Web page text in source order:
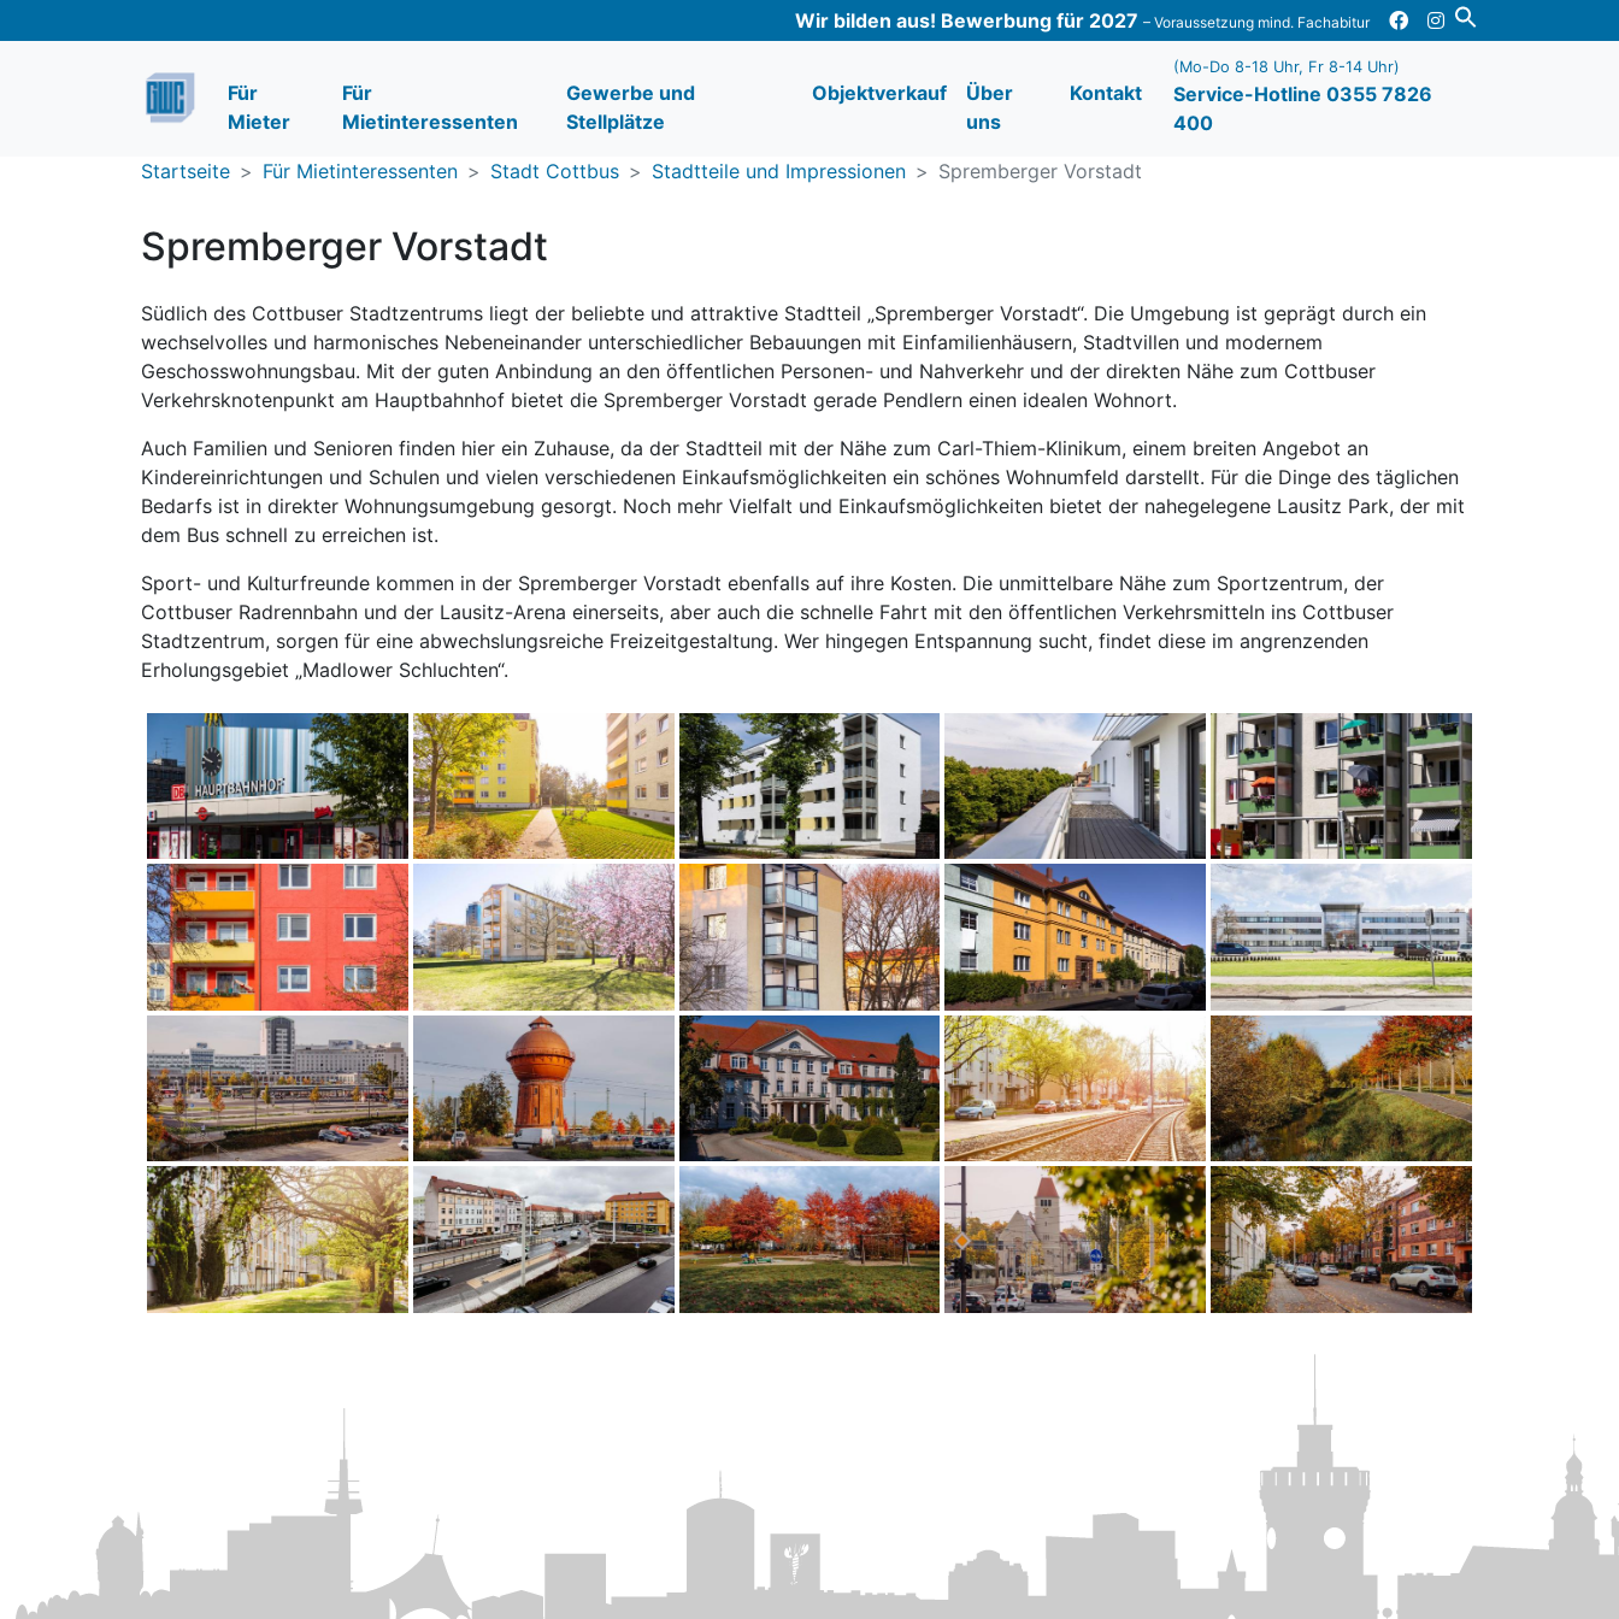
to
Wir bilden aus! Bewerbung für 2027 – Voraussetzung mind. Fachabitur
Für
Mieter
Für
Mietinteressenten
Gewerbe und
Stellplätze
Objektverkauf
Über
uns
Kontakt
(Mo-Do 8-18 Uhr, Fr 8-14 Uhr)
Service-Hotline 0355 7826
400
Startseite
Für Mietinteressenten Stadt Cottbus Stadtteile und Impressionen Spremberger Vorstadt
Spremberger Vorstadt
Südlich des Cottbuser Stadtzentrums liegt der beliebte und attraktive Stadtteil „Spremberger Vorstadt“. Die Umgebung ist geprägt durch ein
wechselvolles und harmonisches Nebeneinander unterschiedlicher Bebauungen mit Einfamilienhäusern, Stadtvillen und modernem
Geschosswohnungsbau. Mit der guten Anbindung an den öffentlichen Personen- und Nahverkehr und der direkten Nähe zum Cottbuser
Verkehrsknotenpunkt am Hauptbahnhof bietet die Spremberger Vorstadt gerade Pendlern einen idealen Wohnort.
Auch Familien und Senioren finden hier ein Zuhause, da der Stadtteil mit der Nähe zum Carl-Thiem-Klinikum, einem breiten Angebot an
Kindereinrichtungen und Schulen und vielen verschiedenen Einkaufsmöglichkeiten ein schönes Wohnumfeld darstellt. Für die Dinge des täglichen
Bedarfs ist in direkter Wohnungsumgebung gesorgt. Noch mehr Vielfalt und Einkaufsmöglichkeiten bietet der nahegelegene Lausitz Park, der mit
dem Bus schnell zu erreichen ist.
Sport- und Kulturfreunde kommen in der Spremberger Vorstadt ebenfalls auf ihre Kosten. Die unmittelbare Nähe zum Sportzentrum, der
Cottbuser Radrennbahn und der Lausitz-Arena einerseits, aber auch die schnelle Fahrt mit den öffentlichen Verkehrsmitteln ins Cottbuser
Stadtzentrum, sorgen für eine abwechslungsreiche Freizeitgestaltung. Wer hingegen Entspannung sucht, findet diese im angrenzenden
Erholungsgebiet „Madlower Schluchten“.